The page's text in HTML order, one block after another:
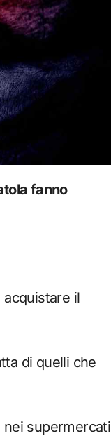
il
di quelli che
nei supermercati